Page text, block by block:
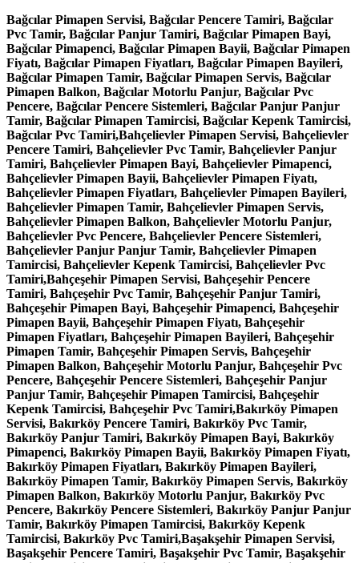
Bağcılar Pimapen Servisi, Bağcılar Pencere Tamiri, Bağcılar Pvc Tamir, Bağcılar Panjur Tamiri, Bağcılar Pimapen Bayi, Bağcılar Pimapenci, Bağcılar Pimapen Bayii, Bağcılar Pimapen Fiyatı, Bağcılar Pimapen Fiyatları, Bağcılar Pimapen Bayileri, Bağcılar Pimapen Tamir, Bağcılar Pimapen Servis, Bağcılar Pimapen Balkon, Bağcılar Motorlu Panjur, Bağcılar Pvc Pencere, Bağcılar Pencere Sistemleri, Bağcılar Panjur Panjur Tamir, Bağcılar Pimapen Tamircisi, Bağcılar Kepenk Tamircisi, Bağcılar Pvc Tamiri,Bahçelievler Pimapen Servisi, Bahçelievler Pencere Tamiri, Bahçelievler Pvc Tamir, Bahçelievler Panjur Tamiri, Bahçelievler Pimapen Bayi, Bahçelievler Pimapenci, Bahçelievler Pimapen Bayii, Bahçelievler Pimapen Fiyatı, Bahçelievler Pimapen Fiyatları, Bahçelievler Pimapen Bayileri, Bahçelievler Pimapen Tamir, Bahçelievler Pimapen Servis, Bahçelievler Pimapen Balkon, Bahçelievler Motorlu Panjur, Bahçelievler Pvc Pencere, Bahçelievler Pencere Sistemleri, Bahçelievler Panjur Panjur Tamir, Bahçelievler Pimapen Tamircisi, Bahçelievler Kepenk Tamircisi, Bahçelievler Pvc Tamiri,Bahçeşehir Pimapen Servisi, Bahçeşehir Pencere Tamiri, Bahçeşehir Pvc Tamir, Bahçeşehir Panjur Tamiri, Bahçeşehir Pimapen Bayi, Bahçeşehir Pimapenci, Bahçeşehir Pimapen Bayii, Bahçeşehir Pimapen Fiyatı, Bahçeşehir Pimapen Fiyatları, Bahçeşehir Pimapen Bayileri, Bahçeşehir Pimapen Tamir, Bahçeşehir Pimapen Servis, Bahçeşehir Pimapen Balkon, Bahçeşehir Motorlu Panjur, Bahçeşehir Pvc Pencere, Bahçeşehir Pencere Sistemleri, Bahçeşehir Panjur Panjur Tamir, Bahçeşehir Pimapen Tamircisi, Bahçeşehir Kepenk Tamircisi, Bahçeşehir Pvc Tamiri,Bakırköy Pimapen Servisi, Bakırköy Pencere Tamiri, Bakırköy Pvc Tamir, Bakırköy Panjur Tamiri, Bakırköy Pimapen Bayi, Bakırköy Pimapenci, Bakırköy Pimapen Bayii, Bakırköy Pimapen Fiyatı, Bakırköy Pimapen Fiyatları, Bakırköy Pimapen Bayileri, Bakırköy Pimapen Tamir, Bakırköy Pimapen Servis, Bakırköy Pimapen Balkon, Bakırköy Motorlu Panjur, Bakırköy Pvc Pencere, Bakırköy Pencere Sistemleri, Bakırköy Panjur Panjur Tamir, Bakırköy Pimapen Tamircisi, Bakırköy Kepenk Tamircisi, Bakırköy Pvc Tamiri,Başakşehir Pimapen Servisi, Başakşehir Pencere Tamiri, Başakşehir Pvc Tamir, Başakşehir Panjur Tamiri, Başakşehir Pimapen Bayi, Başakşehir Pimapenci, Başakşehir Pimapen Bayii, Başakşehir Pimapen Fiyatı, Başakşehir Pimapen Fiyatları, Başakşehir Pimapen Bayileri, Başakşehir Pimapen Tamir, Başakşehir Pimapen Servis, Başakşehir Pimapen Balkon, Başakşehir Motorlu Panjur, Başakşehir Pvc Pencere, Başakşehir Pencere Sistemleri, Başakşehir Panjur Panjur Tamir, Başakşehir Pimapen Tamircisi, Başakşehir Kepenk Tamircisi, Başakşehir Pvc Tamiri,Bayrampaşa Pimapen Servisi, Bayrampaşa Pencere Tamiri, Bayrampaşa Pvc Tamir, Bayrampaşa Panjur Tamiri, Bayrampaşa Pimapen Bayi, Bayrampaşa Pimapenci, Bayrampaşa Pimapen Bayii, Bayrampaşa Pimapen Fiyatı, Bayrampaşa Pimapen Fiyatları, Bayrampaşa Pimapen Bayileri, Bayrampaşa Pimapen Tamir, Bayrampaşa Pimapen Servis, Bayrampaşa Pimapen Balkon, Bayrampaşa Motorlu Panjur, Bayrampaşa Pvc Pencere, Bayrampaşa Pencere Sistemleri, Bayrampaşa Panjur Panjur Tamir, Bayrampaşa Pimapen Tamircisi, Bayrampaşa Kepenk Tamircisi, Bayrampaşa Pvc Tamiri,Beşiktaş Pimapen Servisi, Beşiktaş Pencere Tamiri, Beşiktaş Pvc Tamir, Beşiktaş Panjur Tamiri, Beşiktaş Pimapen Bayi, Beşiktaş Pimapenci, Beşiktaş Pimapen Bayii, Beşiktaş Pimapen Fiyatı, Beşiktaş Pimapen Fiyatları, Beşiktaş Pimapen Bayileri, Beşiktaş Pimapen Tamir, Beşiktaş Pimapen Servis, Beşiktaş Pimapen Balkon, Beşiktaş Motorlu Panjur, Beşiktaş Pvc Pencere, Beşiktaş Pencere Sistemleri, Beşiktaş Panjur Panjur Tamir, Beşiktaş Pimapen Tamircisi, Beşiktaş Kepenk Tamircisi, Beşiktaş Pvc Tamiri,Ortaköy Pimapen Servisi, Ortaköy Pencere Tamiri, Ortaköy Pvc Tamir, Ortaköy Panjur Tamiri, Ortaköy Pimapen Bayi, Ortaköy Pimapenci, Ortaköy Pimapen Bayii, Ortaköy Pimapen Fiyatı, Ortaköy Pimapen Fiyatları,Beykent Pimapen Servisi, Beykent Pencere Tamiri, Beykent Pvc Tamir, Beykent Panjur Tamiri, Beykent Pimapen Bayi, Beykent Pimapenci, Beykent Pimapen Bayii, Beykent Pimapen Fiyatı, Beykent Pimapen Fiyatları, Beykent Pimapen Bayileri, Beykent Pimapen Tamir, Beykent Pimapen Servis, Beykent Pimapen Balkon, Beykent Motorlu Panjur, Beykent Pvc Pencere, Beykent Pencere Sistemleri, Beykent Panjur Panjur Tamir, Beykent Pimapen Tamircisi, Beykent Kepenk Tamircisi, Beykent Pvc Tamiri,Beylikdüzü Pimapen Servisi, Beylikdüzü Pencere Tamiri, Beylikdüzü Pvc Tamir, Beylikdüzü Panjur Tamiri, Beylikdüzü Pimapen Bayi, Beylikdüzü Pimapenci, Beylikdüzü Pimapen Bayii, Beylikdüzü Pimapen Fiyatı, Beylikdüzü Pimapen Fiyatları, Beylikdüzü Pimapen Bayileri, Beylikdüzü Pimapen Tamir, Beylikdüzü Pimapen Servis, Beylikdüzü Pimapen Balkon, Beylikdüzü Motorlu Panjur, Beylikdüzü Pvc Pencere, Beylikdüzü Pencere Sistemleri, Beylikdüzü Panjur Panjur Tamir, Beylikdüzü Pimapen Tamircisi, Beylikdüzü Kepenk Tamircisi, Beylikdüzü Pvc Tamiri, Ortaköy Pimapen Bayileri, Ortaköy Pimapen Tamir, Ortaköy Pimapen Servis, Ortaköy Pimapen Balkon, Ortaköy Motorlu Panjur, Ortaköy Pvc Pencere, Ortaköy Pencere Sistemleri, Ortaköy Panjur Panjur Tamir, Ortaköy Pimapen Tamircisi, Ortaköy Kepenk Tamircisi, Ortaköy Pvc Tamiri,Bebek Pimapen Servisi, Bebek Pencere Tamiri, Bebek Pvc Tamir, Bebek Panjur Tamiri, Bebek Pimapen Bayi, Bebek Pimapenci, Bebek Pimapen Bayii, Bebek Pimapen Fiyatı, Bebek Pimapen Fiyatları, Bebek Pimapen Bayileri, Bebek Pimapen Tamir, Bebek Pimapen Servis, Bebek Pimapen Balkon, Bebek Motorlu Panjur, Bebek Pvc Pencere, Bebek Pencere Sistemleri, Bebek Panjur Panjur Tamir, Bebek Pimapen Tamircisi, Bebek Kepenk Tamircisi, Bebek Pvc Tamiri,Güngören Pimapen Servisi, Güngören Pencere Tamiri, Güngören Pvc Tamir, Güngören Panjur Tamiri, Güngören Pimapen Bayi, Bizimevler Pimapen Servisi, Bizimevler Pencere Tamiri, Bizimevler Pvc Tamir, Bizimevler Panjur Tamiri, Bizimevler Pimapen Bayi, Bizimevler Pimapenci, Bizimevler Pimapen Bayii, Bizimevler Pimapen Fiyatı, Bizimevler Pimapen Fiyatları, Bizimevler Pimapen Bayileri, Bizimevler Pimapen Tamir, Bizimevler Pimapen Servis, Çağlayan Pimapen Servisi, Çağlayan Pencere Tamiri, Çağlayan Pvc Tamir, Çağlayan Panjur Tamiri, Çağlayan Pimapen Bayi, Çağlayan Pimapenci, Çağlayan Pimapen Bayii, Çağlayan Pimapen Fiyatı, Çağlayan Pimapen Fiyatları, Çağlayan Pimapen Bayileri, Çağlayan Pimapen Tamir, Çağlayan Pimapen Servis, Çağlayan Pimapen Balkon, Çağlayan Motorlu Panjur,Cihangir Pimapen Servisi, Cihangir Pencere Tamiri, Cihangir Pvc Tamir, Cihangir Panjur Tamiri, Cihangir Pimapen Bayi, Cihangir Pimapenci, Cihangir Pimapen Bayii, Cihangir Pimapen Fiyatı, Cihangir Pimapen Fiyatları, Cihangir Pimapen Bayileri, Cihangir Pimapen Tamir, Cihangir Pimapen Servis, Cihangir Pimapen Balkon, Cihangir Motorlu Panjur, Cihangir Pvc Pencere, Cihangir Pencere Sistemleri, Cihangir Panjur Panjur Tamir, Cihangir Pimapen Tamircisi, Cihangir Kepenk Tamircisi, Cihangir Pvc Tamiri, Çağlayan Pvc Pencere, Çağlayan Pencere Sistemleri,Esenler Pimapen Servisi, Esenler Pencere Tamiri, Esenler Pvc Tamir, Esenler Panjur Tamiri, Esenler Pimapen Bayi, Esenler Pimapenci, Esenler Pimapen Bayii, Esenler Pimapen Fiyatı, Esenler Pimapen Fiyatları, Esenler Pimapen Bayileri, Esenler Pimapen Tamir, Esenler Pimapen Servis, Esenler Pimapen Balkon, Esenler Motorlu Panjur, Esenler Pvc Pencere, Esenler Pencere Sistemleri, Esenler Panjur Panjur Tamir, Esenler Pimapen Tamircisi, Esenler Kepenk Tamircisi, Esenler Pvc Tamiri,Davutpaşa Pimapen Servisi, Davutpaşa Pencere Tamiri, Davutpaşa Pvc Tamir, Davutpaşa Panjur Tamiri, Davutpaşa Pimapen Bayi, Davutpaşa Pimapenci, Davutpaşa Pimapen Bayii, Davutpaşa Pimapen Fiyatı, Davutpaşa Pimapen Fiyatları, Davutpaşa Pimapen Bayileri, Davutpaşa Pimapen Tamir, Davutpaşa Pimapen Servis, Davutpaşa Pimapen Balkon, Davutpaşa Motorlu Panjur, Davutpaşa Pvc Pencere, Davutpaşa Pencere Sistemleri, Davutpaşa Panjur Panjur Tamir, Davutpaşa Pimapen Tamircisi, Davutpaşa Kepenk Tamircisi, Esentepe Pimapen Servisi, Esentepe Pencere Tamiri, Esentepe Pvc Tamir, Esentepe Panjur Tamiri, Esentepe Pimapen Bayi,Etiler Pimapen Servisi, Etiler Pencere Tamiri, Etiler Pvc Tamir, Etiler Panjur Tamiri, Etiler Pimapen Bayi, Etiler Pimapenci, Etiler Pimapen Bayii, Etiler Pimapen Fiyatı, Etiler Pimapen Fiyatları, Etiler Pimapen Bayileri, Etiler Pimapen Tamir, Etiler Pimapen Servis, Etiler Pimapen Balkon, Etiler Motorlu Panjur, Etiler Pvc Pencere, Etiler Pencere Sistemleri, Etiler Panjur Panjur Tamir, Etiler Pimapen Tamircisi, Etiler Kepenk Tamircisi, Etiler Pvc Tamiri,Eston Şehir Pimapen Servisi, Eston Şehir Pencere Tamiri, Eston Şehir Pvc Tamir, Eston Şehir Panjur Tamiri, Eston Şehir Pimapen Bayi, Eston Şehir Pimapenci, Eston Şehir Pimapen Bayii, Eston Şehir Pimapen Fiyatı, Eston Şehir Pimapen Fiyatları, Eston Şehir Pimapen Bayileri, Eston Şehir Pimapen Tamir, Eston Şehir Pimapen Servis, Eston Şehir Pimapen Balkon, Eston Şehir Motorlu Panjur, Eston Şehir Pvc Pencere, Eston Şehir Pencere Sistemleri, Eston Şehir Panjur Panjur Tamir, Eston Şehir Pimapen Tamircisi, Eston Şehir Kepenk Tamircisi, Eston Şehir Pvc Tamiri,Fatih Pimapen Servisi, Fatih Pencere Tamiri, Fatih Pvc Tamir, Fatih Panjur Tamiri, Fatih Pimapen Bayi, Fatih Pimapenci, Fatih Pimapen Bayii, Fatih Pimapen Fiyatı, Fatih Pimapen Fiyatları, Fatih Pimapen Bayileri, Fatih Pimapen Tamir, Fatih Pimapen Servis, Fatih Pimapen Balkon, Fatih Motorlu Panjur, Fatih Pvc Pencere, Fatih Pencere Sistemleri, Fatih Panjur Panjur Tamir, Fatih Pimapen Tamircisi, Fatih Kepenk Tamircisi, Fatih Pvc Tamiri,Florya Pimapen Servisi, Florya Pencere Tamiri, Florya Pvc Tamir, Florya Panjur Tamiri, Florya Pimapen Bayi, Florya Pimapenci, Florya Pimapen Bayii, Florya Pimapen Fiyatı, Florya Pimapen Fiyatları, Florya Pimapen Bayileri, Florya Pimapen Tamir, Florya Pimapen Servis, Florya Pimapen Balkon, Florya Motorlu Panjur, Florya Pvc Pencere, Florya Pencere Sistemleri, Florya Panjur Panjur Tamir, Florya Pimapen Tamircisi, Florya Kepenk Tamircisi, Florya Pvc Tamiri,Güneşli Pimapen Servisi, Güneşli Pencere Tamiri, Güneşli Pvc Tamir, Güneşl